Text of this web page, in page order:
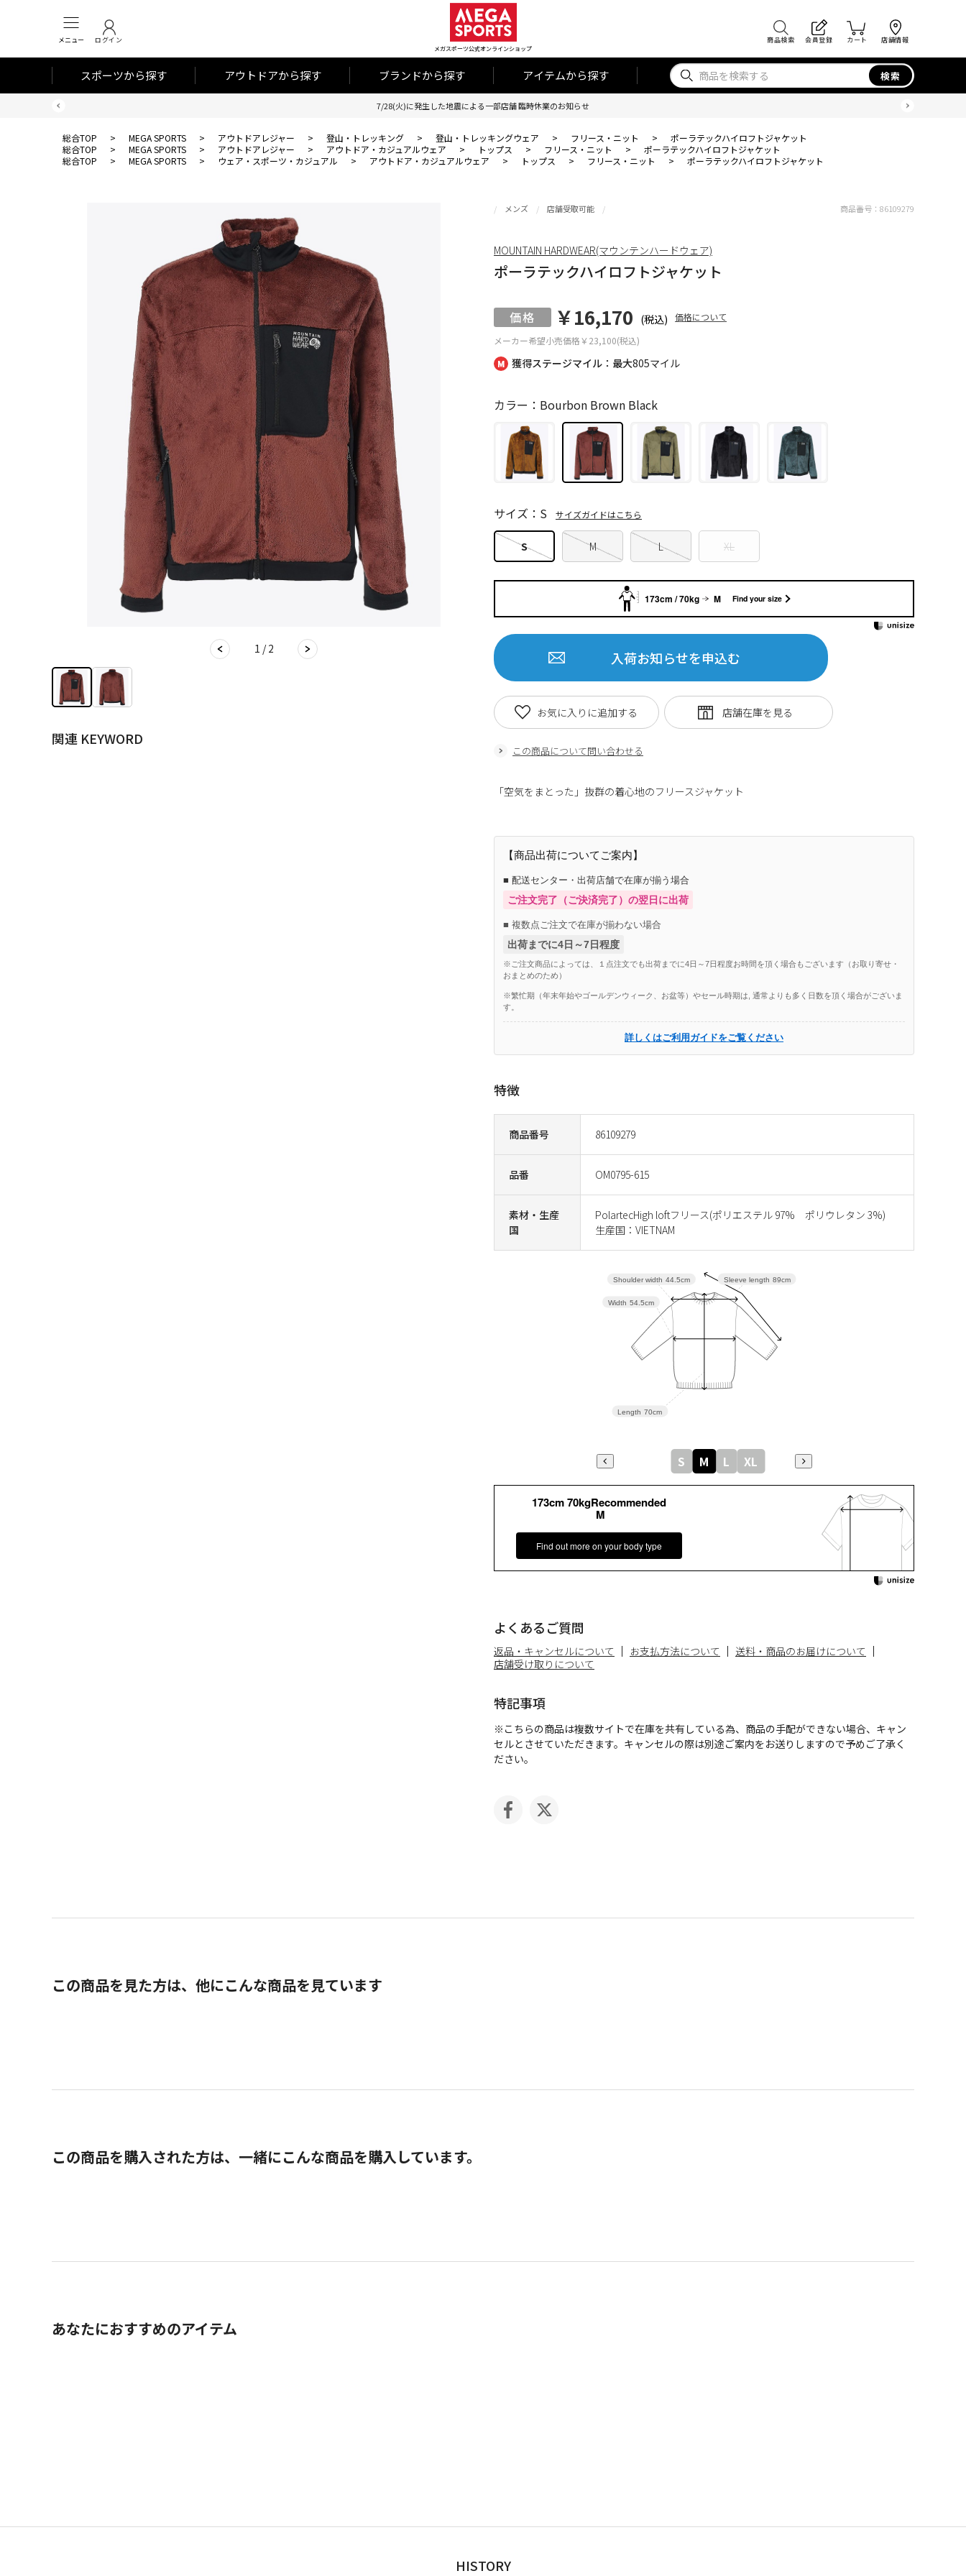
メニュー ログイン
メガスポーツ公式オンラインショップ
商品検索 会員登録 カート 店舗情報
スポーツから探す アウトドアから探す ブランドから探す アイテムから探す 検索
7/28(火)に発生した地震による一部店舗 臨時休業のお知らせ
総合TOP > MEGA SPORTS > アウトドアレジャー > 登山・トレッキング > 登山・トレッキングウェア > フリース・ニット >
ポーラテックハイロフトジャケット
総合TOP
> MEGA SPORTS > アウトドアレジャー > アウトドア・カジュアルウェア > トップス > フリース・ニット >
ポーラテックハイロフトジャケット
総合TOP
> MEGA SPORTS > ウェア・スポーツ・カジュアル > アウトドア・カジュアルウェア > トップス > フリース・ニット > ポーラテックハイロフトジャケット
1 / 2
関連 KEYWORD
獲得ステージマイル：最大805マイル
メンズ 店舗受取可能
ポーラテックハイロフトジャケット
メーカー希望小売価格￥23,100(税込)
￥16,170 (税込) 価格について
商品番号 86109279
品番 OM0795-615
素材・生産
国
PolartecHigh loftフリース(ポリエステル 97% ポリウレタン 3%)
生産国：VIETNAM
カラー：Bourbon Brown Black
S M L XL
サイズ：S サイズガイドはこちら
入荷お知らせを申込む
この商品について問い合わせる
お気に入りに追加する
商品番号： 86109279
MOUNTAIN HARDWEAR(マウンテンハードウェア)
「空気をまとった」抜群の着心地のフリースジャケット
【商品出荷についてご案内】
■ 配送センター・出荷店舗で在庫が揃う場合
ご注文完了（ご決済完了）の翌日に出荷
■ 複数点ご注文で在庫が揃わない場合
出荷までに4日～7日程度
※ご注文商品によっては、１点注文でも出荷までに4日～7日程度お時間を頂く場合もございます（お取り寄せ・
おまとめのため）
※繁忙期（年末年始やゴールデンウィーク、お盆等）やセール時期は, 通常よりも多く日数を頂く場合がございま
す。
詳しくはご利用ガイドをご覧ください
特徴
よくあるご質問
返品・キャンセルについて お支払方法について
送料・商品のお届けについて
店舗受け取りについて
特記事項
※こちらの商品は複数サイトで在庫を共有している為、商品の手配ができない場合、キャン
セルとさせていただきます。キャンセルの際は別途ご案内をお送りしますので予めご了承く
ださい。
173cm / 70kg M Find your size
173cm 70kgRecommended
M
Find out more on your body type
Sleeve length 89cm
Length 70cm
Width 54.5cm
Shoulder width 44.5cm
S M L XL
この商品を見た方は、他にこんな商品を見ています
この商品を購入された方は、一緒にこんな商品を購入しています。
あなたにおすすめのアイテム
HISTORY